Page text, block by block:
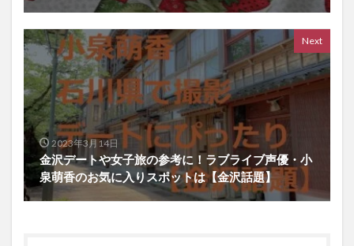
Next
2023年3月14日
金沢デートや女子旅の参考に！ラブライブ声優・小
泉萌香のお気に入りスポットは【金沢話題】